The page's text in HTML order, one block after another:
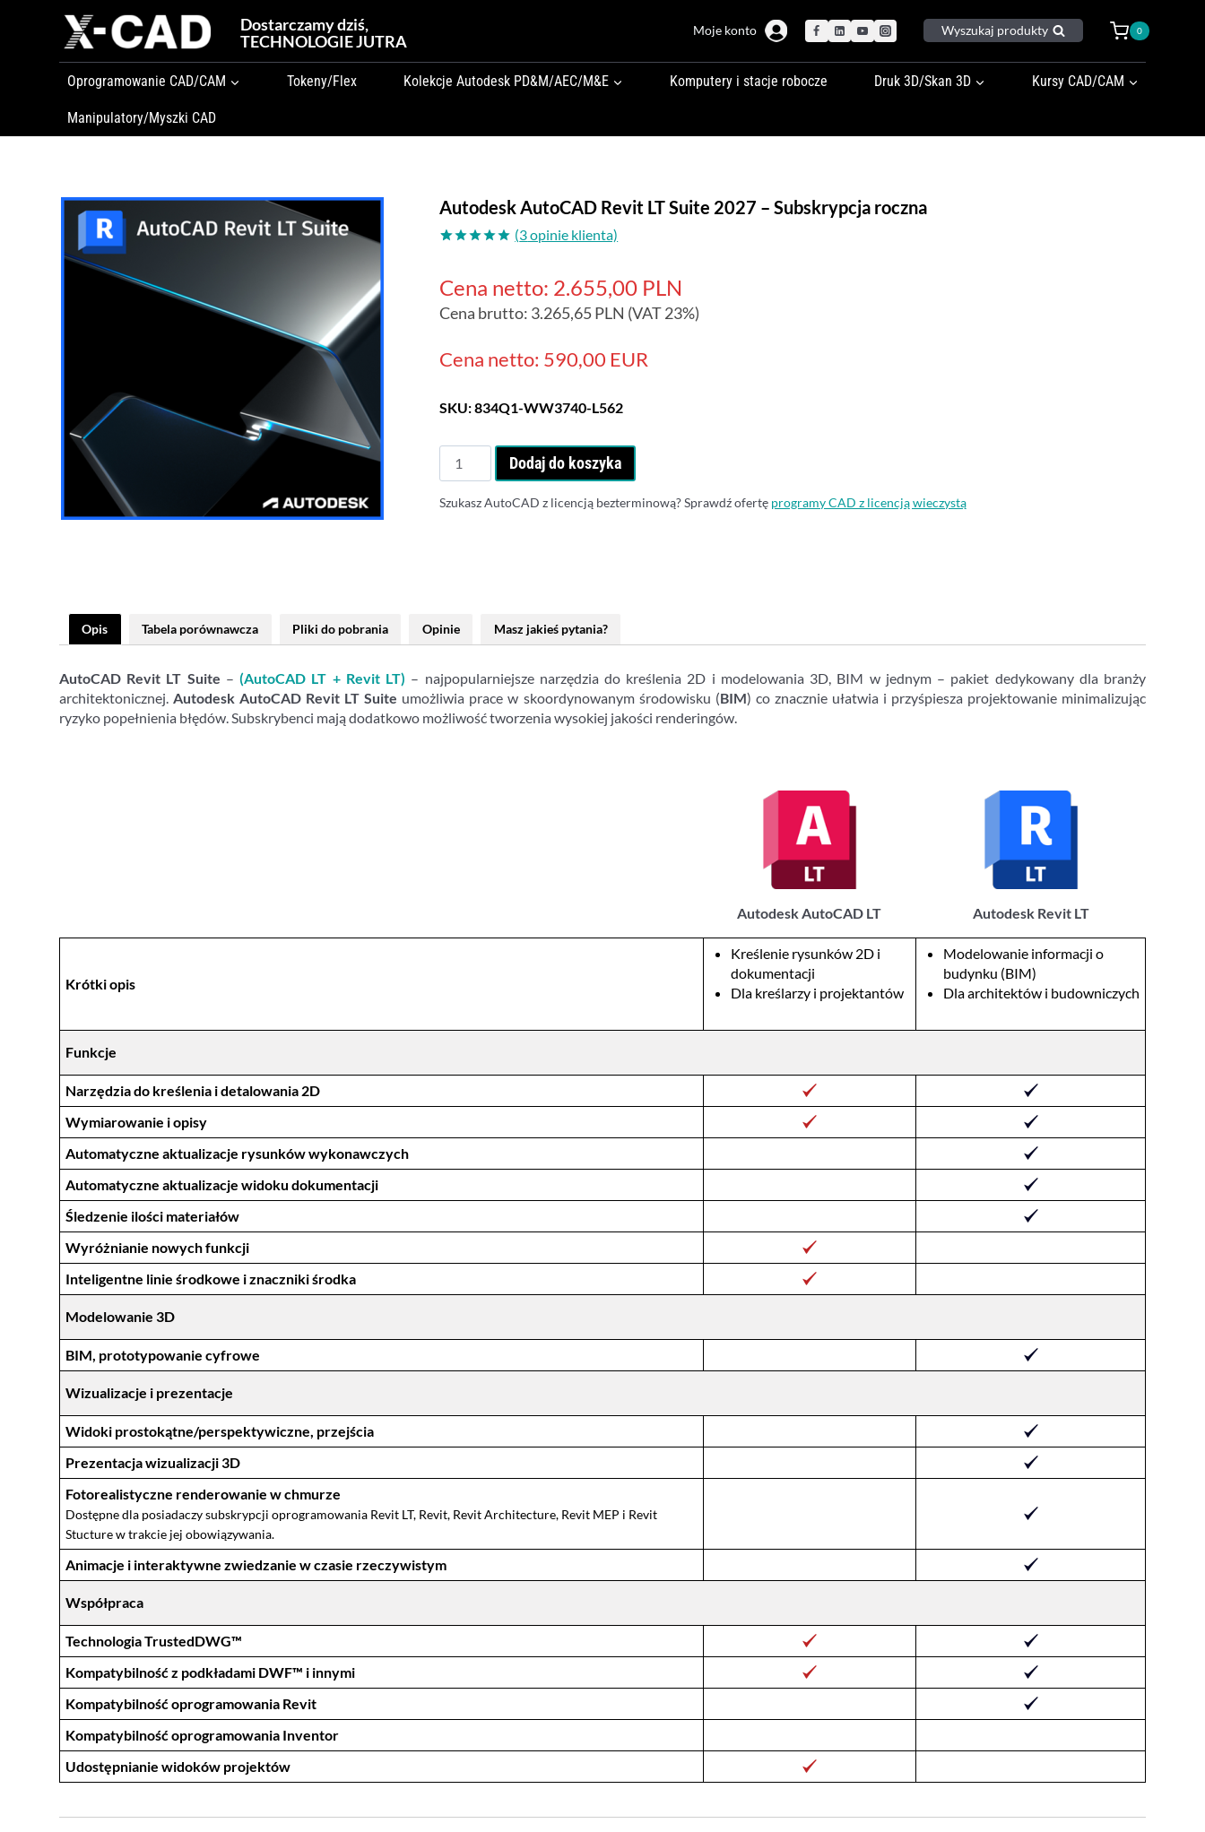
Dostarczamy dziś,
TECHNOLOGIE JUTRA
Moje konto Wyszukaj produkty 0
Oprogramowanie CAD/CAM Tokeny/Flex Kolekcje Autodesk PD&M/AEC/M&E Komputery i stacje robocze Druk 3D/Skan 3D Kursy CAD/CAM
Manipulatory/Myszki CAD
Autodesk AutoCAD Revit LT Suite 2027 – Subskrypcja roczna
na
podstawie
ocen
(3opinie klienta)
Cena netto: 2.655,00 PLN
Cena brutto: 3.265,65PLN (VAT 23%)
Cena netto: 590,00 EUR
SKU:834Q1-WW3740-L562
Autodesk
Revit
roczna
Dodaj do koszyka
Szukasz AutoCAD z licencją bezterminową? Sprawdź ofertę programy CAD z licencją wieczystą
Opis Tabela porównawcza Pliki do pobrania Opinie Masz jakieś pytania?
AutoCAD Revit LT Suite –(AutoCAD LT + Revit LT) – najpopularniejsze narzędzia do kreślenia 2D i modelowania 3D, BIM w jednym – pakiet dedykowany dla branży
architektonicznej.Autodesk AutoCAD Revit LT Suite umożliwia prace w skoordynowanym środowisku (BIM) co znacznie ułatwia i przyśpiesza projektowanie minimalizując
ryzyko popełnienia błędów. Subskrybenci mają dodatkowo możliwość tworzenia wysokiej jakości renderingów.
Autodesk AutoCAD LT Autodesk Revit LT
Krótki opis
Kreślenie rysunków 2D i
dokumentacji
Dla kreślarzy i projektantów
Modelowanie informacji o
budynku (BIM)
Dla architektów i budowniczych
Funkcje
Narzędzia do kreślenia i detalowania 2D
Wymiarowanie i opisy
Automatyczne aktualizacje rysunków wykonawczych
Automatyczne aktualizacje widoku dokumentacji
Śledzenie ilości materiałów
Wyróżnianie nowych funkcji
Inteligentne linie środkowe i znaczniki środka
Modelowanie 3D
BIM, prototypowanie cyfrowe
Wizualizacje i prezentacje
Widoki prostokątne/perspektywiczne, przejścia
Prezentacja wizualizacji 3D
Fotorealistyczne renderowanie w chmurze
Dostępne dla posiadaczy subskrypcji oprogramowania Revit LT, Revit, Revit Architecture, Revit MEP i Revit
Stucture w trakcie jej obowiązywania.
Animacje i interaktywne zwiedzanie w czasie rzeczywistym
Współpraca
Technologia TrustedDWG™
Kompatybilność z podkładami DWF™ i innymi
Kompatybilność oprogramowania Revit
Kompatybilność oprogramowania Inventor
Udostępnianie widoków projektów